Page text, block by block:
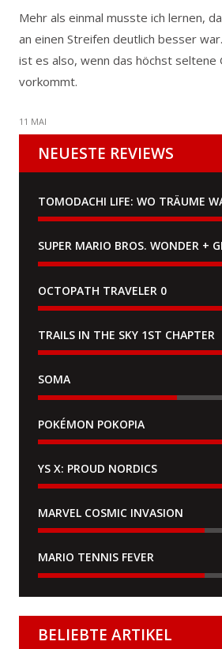
Mehr als einmal musste ich lernen,
an einen Streifen deutlich besser
ist es also, wenn das höchst seltene
vorkommt.
11 MAI
NEUESTE REVIEWS
TOMODACHI LIFE: WO TRÄUME
OCTOPATH TRAVELER 0
TRAILS IN THE SKY 1ST CHAPTER
SOMA
POKÉMON POKOPIA
YS X: PROUD NORDICS
MARVEL COSMIC INVASION
MARIO TENNIS FEVER
BELIEBTE ARTIKEL